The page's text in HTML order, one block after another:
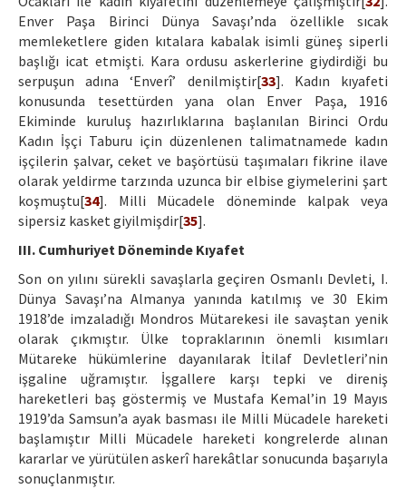
Enver Paşa Birinci Dünya Savaşı’nda özellikle sıcak
memleketlere giden kıtalara kabalak isimli güneş siperli
başlığı icat etmişti. Kara ordusu askerlerine giydirdiği bu
serpuşun adına ‘Enverî’ denilmiştir[33]. Kadın kıyafeti
konusunda tesettürden yana olan Enver Paşa, 1916
Ekiminde kuruluş hazırlıklarına başlanılan Birinci Ordu
Kadın İşçi Taburu için düzenlenen talimatnamede kadın
işçilerin şalvar, ceket ve başörtüsü taşımaları fikrine ilave
olarak yeldirme tarzında uzunca bir elbise giymelerini şart
koşmuştu[34]. Milli Mücadele döneminde kalpak veya
sipersiz kasket giyilmişdir[35].
III. Cumhuriyet Döneminde Kıyafet
Son on yılını sürekli savaşlarla geçiren Osmanlı Devleti, I.
Dünya Savaşı’na Almanya yanında katılmış ve 30 Ekim
1918’de imzaladığı Mondros Mütarekesi ile savaştan yenik
olarak çıkmıştır. Ülke topraklarının önemli kısımları
Mütareke hükümlerine dayanılarak İtilaf Devletleri’nin
işgaline uğramıştır. İşgallere karşı tepki ve direniş
hareketleri baş göstermiş ve Mustafa Kemal’in 19 Mayıs
1919’da Samsun’a ayak basması ile Milli Mücadele hareketi
başlamıştır Milli Mücadele hareketi kongrelerde alınan
kararlar ve yürütülen askerî harekâtlar sonucunda başarıyla
sonuçlanmıştır.